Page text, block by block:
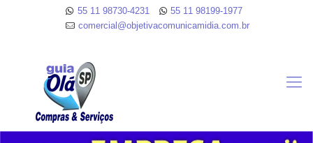
55 11 98730-4231
55 11 98199-1977
comercial@objetivacomunicamidia.com.br